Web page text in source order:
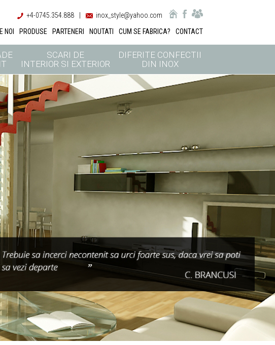
+4-0745.354.888
inox_style@yahoo.com
NOI
PRODUSE PARTENERI NOUTATI CUM SE FABRICA? CONTACT
SCARI DE
INTERIOR SI EXTERIOR
DIFERITE CONFECTII
DIN INOX